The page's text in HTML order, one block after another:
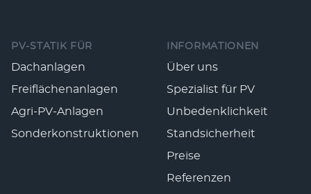
PV-STATIK FÜR
Dachanlagen
Freiflächenanlagen
Agri-PV-Anlagen
Sonderkonstruktionen
INFORMATIONEN
Über uns
Spezialist für PV
Unbedenklichkeit
Standsicherheit
Preise
Referenzen